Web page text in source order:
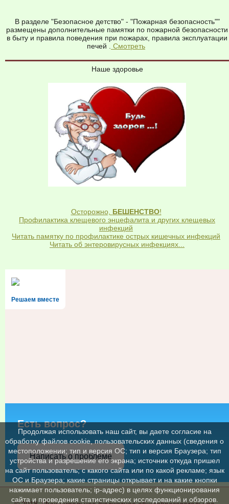
В разделе "Безопасное детство" - "Пожарная безопасность""
размещены дополнительные памятки по пожарной безопасности
в быту и правила поведения при пожарах, правила эксплуатации
печей . Смотреть
Наше здоровье
Осторожно, БЕШЕНСТВО!
Профилактика клещевого энцефалита и других клещевых
инфекций
Читать памятку по профилактике острых кишечных инфекций
Читать об энтеровирусных инфекциях...
Решаем вместе
Есть вопрос?
Написать о проблеме
Продолжая использовать наш сайт, вы даете согласие на
обработку файлов cookie, пользовательских данных (сведения о
местоположении; тип и версия ОС; тип и версия Браузера; тип
устройства и разрешение его экрана; источник откуда пришел
на сайт пользователь; с какого сайта или по какой рекламе; язык
ОС и Браузера; какие страницы открывает и на какие кнопки
нажимает пользователь; ip-адрес) в целях функционирования
сайта и проведения статистических исследований и обзоров.